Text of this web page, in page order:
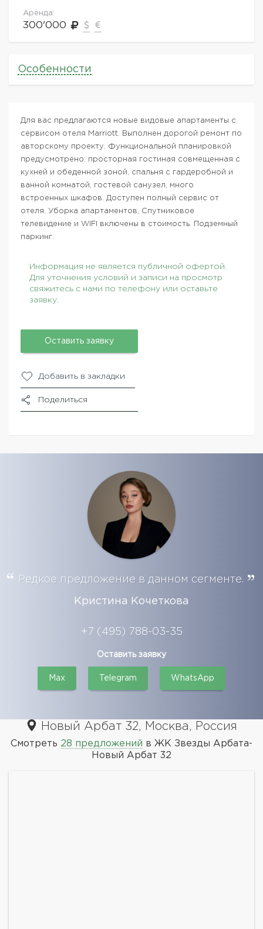
Аренда:
300'000
Особенности
Для вас предлагаются новые видовые апартаменты с
сервисом отеля Marriott. Выполнен дорогой ремонт по
авторскому проекту. Функциональной планировкой
предусмотрено: просторная гостиная совмещенная с
кухней и обеденной зоной, спальня с гардеробной и
ванной комнатой, гостевой санузел, много
встроенных шкафов. Доступен полный сервис от
отеля. Уборка апартаментов, Спутниковое
телевидение и WIFI включены в стоимость. Подземный
паркинг.
Информация не является публичной офертой.
Для уточнения условий и записи на просмотр
свяжитесь с нами по телефону или оставьте
заявку.
Оставить заявку
Добавить в закладки
Поделиться
Редкое предложение в данном сегменте.
Кристина Кочеткова
+7 (495) 788-03-35
Оставить заявку
Max Telegram WhatsApp
Новый Арбат 32, Москва, Россия
Смотреть 28 предложений в ЖК Звезды Арбата-
Новый Арбат 32